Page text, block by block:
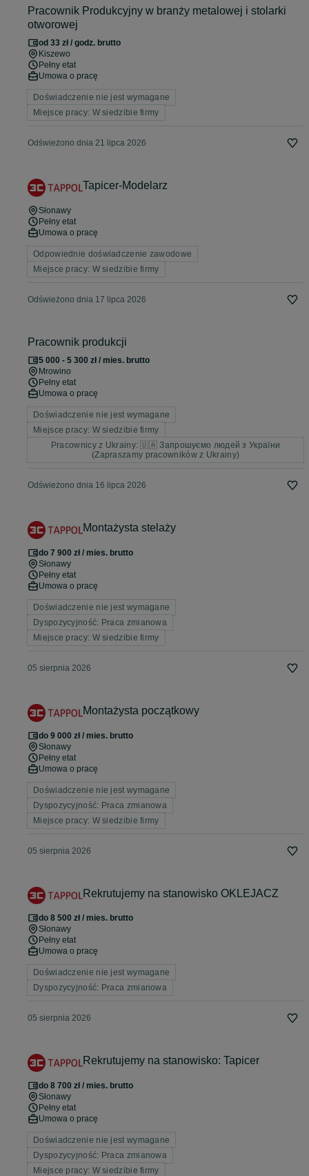
Pracownik Produkcyjny w branży metalowej i stolarki
otworowej
od 33 zł / godz. brutto
Kiszewo
Pełny etat
Umowa o pracę
Doświadczenie nie jest wymagane
Miejsce pracy: W siedzibie firmy
Odświeżono dnia 21 lipca 2026
Tapicer-Modelarz
Słonawy
Pełny etat
Umowa o pracę
Odpowiednie doświadczenie zawodowe
Miejsce pracy: W siedzibie firmy
Odświeżono dnia 17 lipca 2026
Pracownik produkcji
5 000 - 5 300 zł / mies. brutto
Mrowino
Pełny etat
Umowa o pracę
Doświadczenie nie jest wymagane
Miejsce pracy: W siedzibie firmy
Pracownicy z Ukrainy: 🇺🇦 Запрошуємо людей з України
(Zapraszamy pracowników z Ukrainy)
Odświeżono dnia 16 lipca 2026
Montażysta stelaży
do 7 900 zł / mies. brutto
Słonawy
Pełny etat
Umowa o pracę
Doświadczenie nie jest wymagane
Dyspozycyjność: Praca zmianowa
Miejsce pracy: W siedzibie firmy
05 sierpnia 2026
Montażysta początkowy
do 9 000 zł / mies. brutto
Słonawy
Pełny etat
Umowa o pracę
Doświadczenie nie jest wymagane
Dyspozycyjność: Praca zmianowa
Miejsce pracy: W siedzibie firmy
05 sierpnia 2026
Rekrutujemy na stanowisko OKLEJACZ
do 8 500 zł / mies. brutto
Słonawy
Pełny etat
Umowa o pracę
Doświadczenie nie jest wymagane
Dyspozycyjność: Praca zmianowa
05 sierpnia 2026
Rekrutujemy na stanowisko: Tapicer
do 8 700 zł / mies. brutto
Słonawy
Pełny etat
Umowa o pracę
Doświadczenie nie jest wymagane
Dyspozycyjność: Praca zmianowa
Miejsce pracy: W siedzibie firmy